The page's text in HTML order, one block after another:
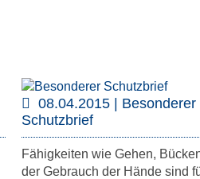
08.04.2015 | Besonderer
Schutzbrief
Fähigkeiten wie Gehen,
der Gebrauch der Hände sind